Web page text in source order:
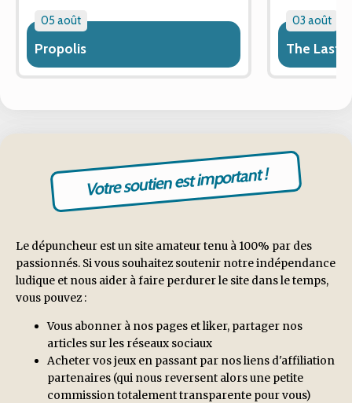
05 août
Propolis
03 août
The Last
Votre soutien est important !
Le dépuncheur est un site amateur tenu à 100% par des
passionnés. Si vous souhaitez soutenir notre indépendance
ludique et nous aider à faire perdurer le site dans le temps,
vous pouvez :
Vous abonner à nos pages et liker, partager nos
articles sur les réseaux sociaux
Acheter vos jeux en passant par nos liens d'affiliation
partenaires (qui nous reversent alors une petite
commission totalement transparente pour vous)